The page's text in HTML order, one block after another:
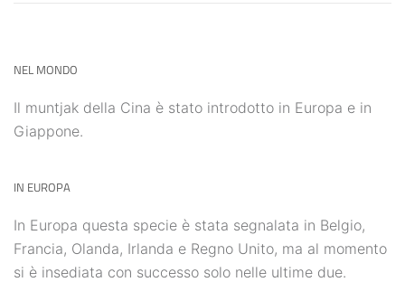
NEL MONDO
Il muntjak della Cina è stato introdotto in Europa e in
Giappone.
IN EUROPA
In Europa questa specie è stata segnalata in Belgio,
Francia, Olanda, Irlanda e Regno Unito, ma al momento
si è insediata con successo solo nelle ultime due.